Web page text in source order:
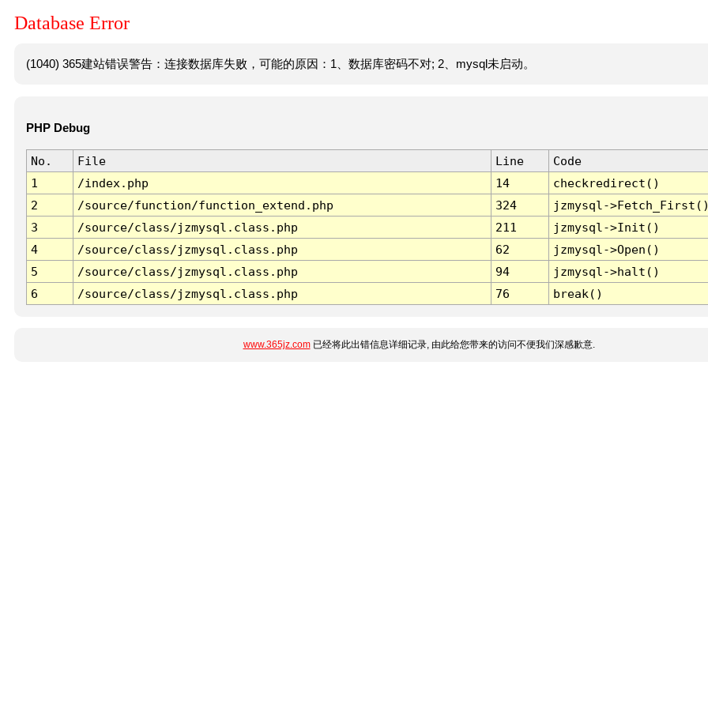
Database Error
(1040) 365建站错误警告：连接数据库失败，可能的原因：1、数据库密码不对; 2、mysql未启动。
PHP Debug
No. File Line
Code
1
/index.php 14
checkredirect()
2
/source/function/function_extend.php 324
jzmysql-
3
/source/class/jzmysql.class.php 211
jzmysql->Init()
4
/source/class/jzmysql.class.php 62
jzmysql->Open()
5
/source/class/jzmysql.class.php 94
jzmysql->halt()
6
/source/class/jzmysql.class.php 76 break()
www.365jz.com已经将此出错信息详细记录, 由此给您带来的访问不便我们深感歉意.